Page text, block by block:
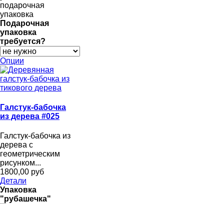
подарочная
упаковка
Подарочная
упаковка
требуется?
Опции
Галстук-бабочка
из дерева #025
Галстук-бабочка из
дерева с
геометрическим
рисунком...
1800,00 руб
Детали
Упаковка
"рубашечка"